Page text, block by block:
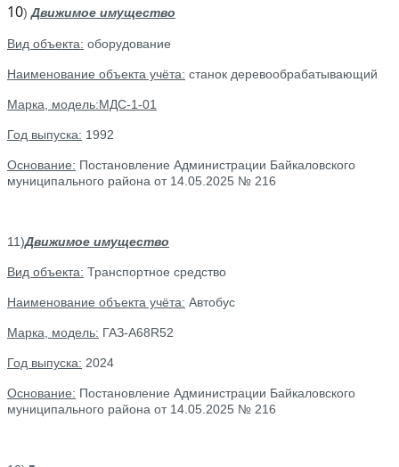
10) Движимое имущество
Вид объекта: оборудование
Наименование объекта учёта: станок деревообрабатывающий
Марка, модель:МДС-1-01
Год выпуска: 1992
Основание: Постановление Администрации Байкаловского
муниципального района от 14.05.2025 № 216
11)Движимое имущество
Вид объекта: Транспортное средство
Наименование объекта учёта: Автобус
Марка, модель: ГАЗ-А68R52
Год выпуска: 2024
Основание: Постановление Администрации Байкаловского
муниципального района от 14.05.2025 № 216